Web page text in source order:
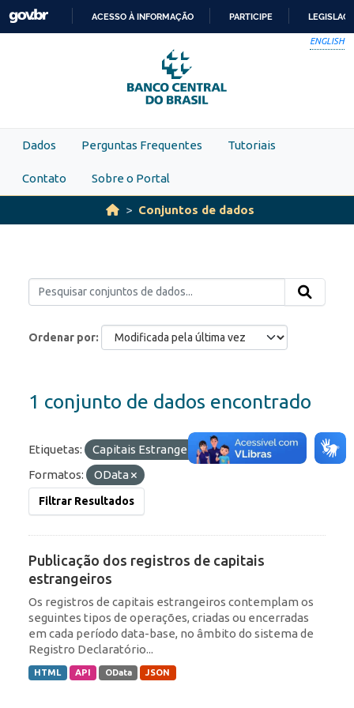
Skip to main content
PARA
O
CONTEÚDO
ACESSO À INFORMAÇÃO PARTICIPE
ENGLISH
Dados Perguntas Frequentes Tutoriais
Contato Sobre o Portal
Conjuntos de dados
Ordenar por
1 conjunto de dados encontrado
Etiquetas: Capitais Estrangeiros
Portfólio
Formatos:
OData
Filtrar Resultados
Publicação dos registros de capitais
estrangeiros
Os registros de capitais estrangeiros contemplam os
seguintes tipos de operações, criadas ou encerradas
em cada período data-base, no âmbito do sistema de
Registro Declaratório...
HTML API OData JSON